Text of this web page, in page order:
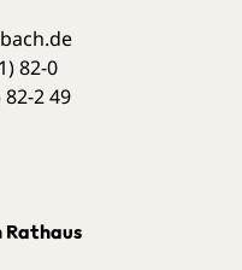
82-0
82-2 49
Rathaus